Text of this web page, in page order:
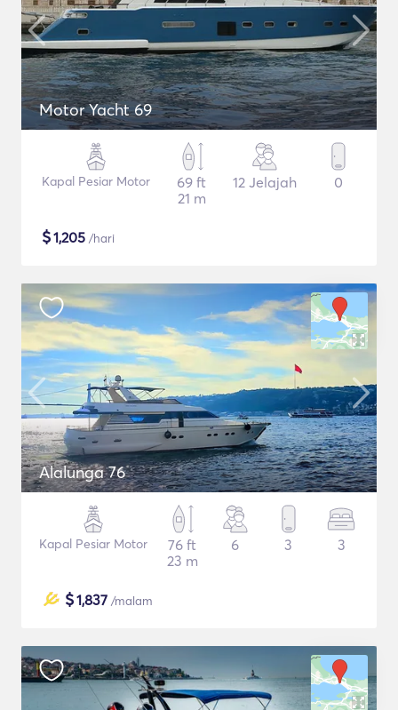
Motor Yacht 69
Kapal Pesiar Motor
69 ft
21 m
12 Jelajah 0
$1,205 /hari
Alalunga 76
Kapal Pesiar Motor
76 ft
23 m
6 3 3
$1,837 /malam